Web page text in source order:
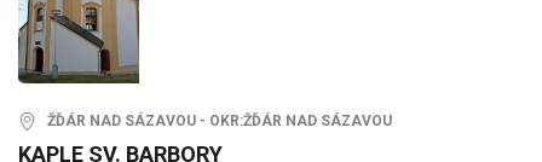
ŽĎÁR NAD SÁZAVOU - OKR:ŽĎÁR NAD SÁZAVOU
KAPLE SV. BARBORY